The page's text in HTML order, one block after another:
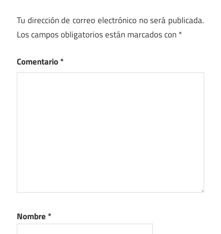
Tu dirección de correo electrónico no será publicada.
Los campos obligatorios están marcados con *
Comentario*
Nombre *